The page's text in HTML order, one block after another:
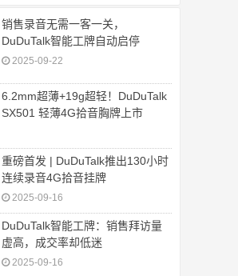
销售录音无需一客一关，
DuDuTalk智能工牌自动启停
2025-09-22
6.2mm超薄+19g超轻！DuDuTalk
SX501 轻薄4G拾音胸牌上市
重磅首发 | DuDuTalk推出130小时
连续录音4G拾音挂牌
2025-09-16
DuDuTalk智能工牌：销售拜访量
虚高，成交率却低迷
2025-09-16